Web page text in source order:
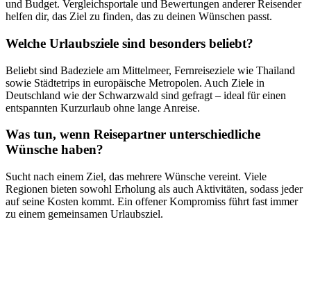
und Budget. Vergleichsportale und Bewertungen anderer Reisender
helfen dir, das Ziel zu finden, das zu deinen Wünschen passt.
Welche Urlaubsziele sind besonders beliebt?
Beliebt sind Badeziele am Mittelmeer, Fernreiseziele wie Thailand
sowie Städtetrips in europäische Metropolen. Auch Ziele in
Deutschland wie der Schwarzwald sind gefragt – ideal für einen
entspannten Kurzurlaub ohne lange Anreise.
Was tun, wenn Reisepartner unterschiedliche
Wünsche haben?
Sucht nach einem Ziel, das mehrere Wünsche vereint. Viele
Regionen bieten sowohl Erholung als auch Aktivitäten, sodass jeder
auf seine Kosten kommt. Ein offener Kompromiss führt fast immer
zu einem gemeinsamen Urlaubsziel.